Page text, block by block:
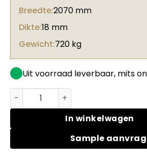
Breedte:2070 mm
Dikte:18 mm
Gewicht:720 kg
Uit voorraad leverbaar, mits
Unilin spaanplaat 0H561 BST
In winkelwagen
Sample